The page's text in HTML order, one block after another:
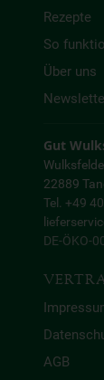
Rezepte
So
Über uns
Gut
22889
Tel. +49
DE-ÖKO-
AGB